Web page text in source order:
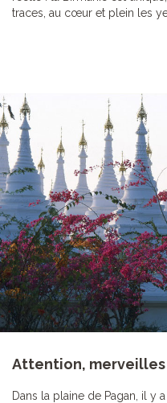
traces, au cœur et plein les
Attention, merveilles
Dans la plaine de Pagan, il y